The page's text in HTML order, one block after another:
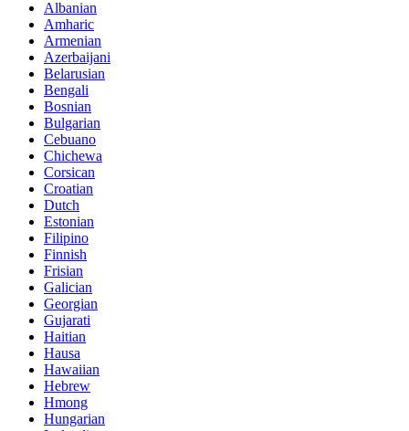
Albanian
Amharic
Armenian
Azerbaijani
Belarusian
Bengali
Bosnian
Bulgarian
Cebuano
Chichewa
Corsican
Croatian
Dutch
Estonian
Filipino
Finnish
Frisian
Galician
Georgian
Gujarati
Haitian
Hausa
Hawaiian
Hebrew
Hmong
Hungarian